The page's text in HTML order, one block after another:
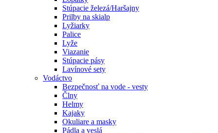
Stúpacie železá/Haršajny
Prilby na skialp
Lyžiarky
Palice
Lyže
Viazanie
Stúpacie pásy
Lavínové sety
Vodáctvo
Bezpečnosť na vode - vesty
Člny
Helmy
Kajaky
Okuliare a masky
Pádla a veslá